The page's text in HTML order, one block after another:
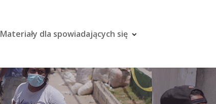
Materiały dla spowiadających się